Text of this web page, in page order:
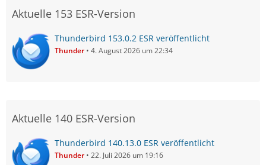
Aktuelle 153 ESR-Version
Thunderbird 153.0.2 ESR veröffentlicht
Thunder 4. August 2026 um 22:34
Aktuelle 140 ESR-Version
Thunderbird 140.13.0 ESR veröffentlicht
Thunder 22. Juli 2026 um 19:16